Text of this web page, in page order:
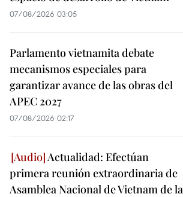
07/08/2026 03:05
Parlamento vietnamita debate
mecanismos especiales para
garantizar avance de las obras del
APEC 2027
07/08/2026 02:17
Actualidad: Efectúan
primera reunión extraordinaria de
Asamblea Nacional de Vietnam de la